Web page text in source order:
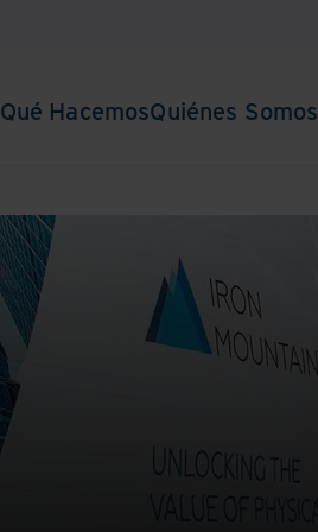
Qué HacemosQuiénes Somos